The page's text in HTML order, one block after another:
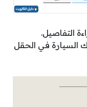
التفاصيل.
السيارة في الحقل